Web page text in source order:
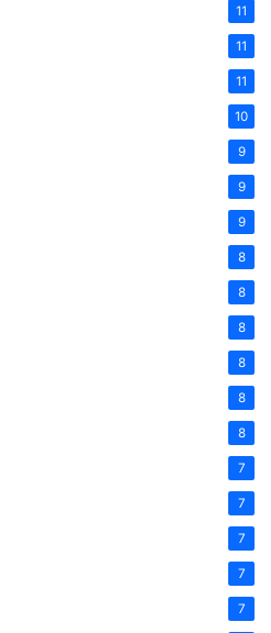
11
11
11
10
9
9
9
8
8
8
8
8
8
7
7
7
7
7